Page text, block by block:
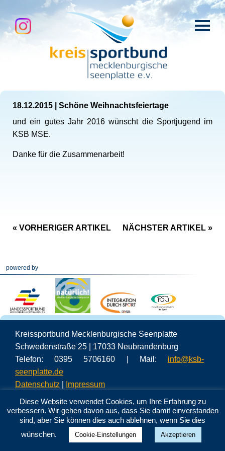
18.12.2015
Schöne Weihnachtsfeiertage
und ein gutes Jahr 2016 wünscht die Sportjugend im
KSB MSE.
Danke für die Zusammenarbeit!
NÄCHSTER ARTIKEL »
« VORHERIGER ARTIKEL
powered by
Kreissportbund Mecklenburgische Seenplatte
Schwedenstraße 25 | 17033 Neubrandenburg
Telefon: 0395 5706160 | Mail: info@ksb-
seenplatte.de
Datenschutz
Impressum
Diese Website verwendet Cookies, um Ihre Erfahrung zu
verbessern. Wir gehen davon aus, dass Sie damit einverstanden
sind, aber Sie können dies auch ablehnen, wenn Sie dies
wünschen.
Cookie-Einstellungen Akzeptieren